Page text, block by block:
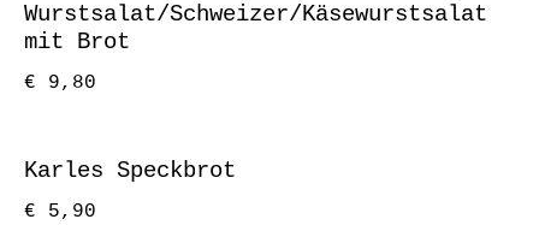
Wurstsalat/Schweizer/Käsewurstsalat
mit Brot
€ 9,80
Karles Speckbrot
€ 5,90